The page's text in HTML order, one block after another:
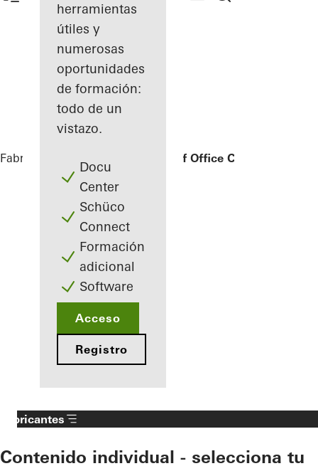
herramientas
útiles y
numerosas
oportunidades
de formación:
todo de un
vistazo.
Docu
Center
Schüco
Connect
Formación
adicional
Software
Acceso
Registro
Fabricantes Bonneshof Office Center
Fabricantes
Contenido individual - selecciona tu